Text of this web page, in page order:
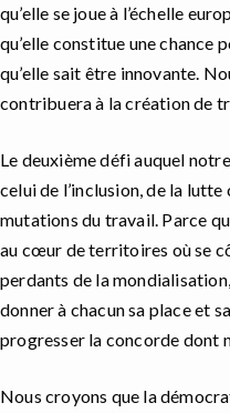
qu’elle se joue à l’échelle
qu’elle constitue une chance
qu’elle sait être innovante.
contribuera à la création de
Le deuxième défi auquel
celui de l’inclusion, de la
mutations du travail. Parce
au cœur de territoires où se
perdants de la
donner à chacun sa place et
progresser la concorde dont
Nous croyons que la